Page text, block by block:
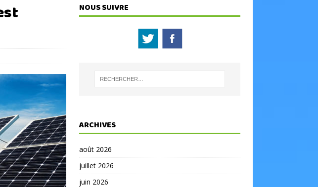
NOUS SUIVRE
ARCHIVES
août 2026
juillet 2026
juin 2026